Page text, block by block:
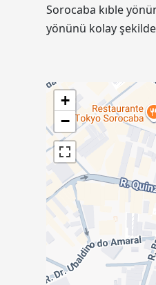
Sorocaba kıble
yönünü kolay
+
−